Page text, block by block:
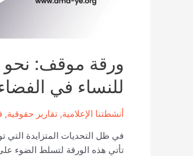
ورقة موقف: نحو
للنساء في
أنشطتنا الإعلامية, تقارير حقوقية,
في ظل التحديات المتزايدة التي
تأتي هذه الورقة لتسلط الضوء